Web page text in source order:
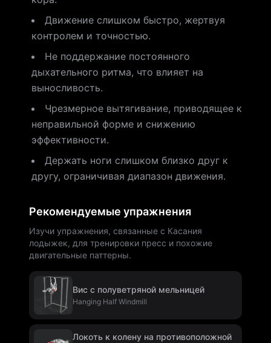
Движение слишком быстро, жертвуя
контролем и точностью.
Не поддержание постоянного
дыхательного ритма, что влияет на
выносливость.
Чрезмерное вытягивание, приводящее к
неправильной форме и снижению
эффективности.
Держать ноги слишком близко друг к
другу, ограничивая диапазон движения.
Рекомендуемые упражнения
Изучи упражнения, связанные с Касания
лодыжек, для тренировки пресс и похожие
двигательные паттерны.
Вис с полуветряной мельницей
Hanging Half Windmill
Локоть к колену на противоположной